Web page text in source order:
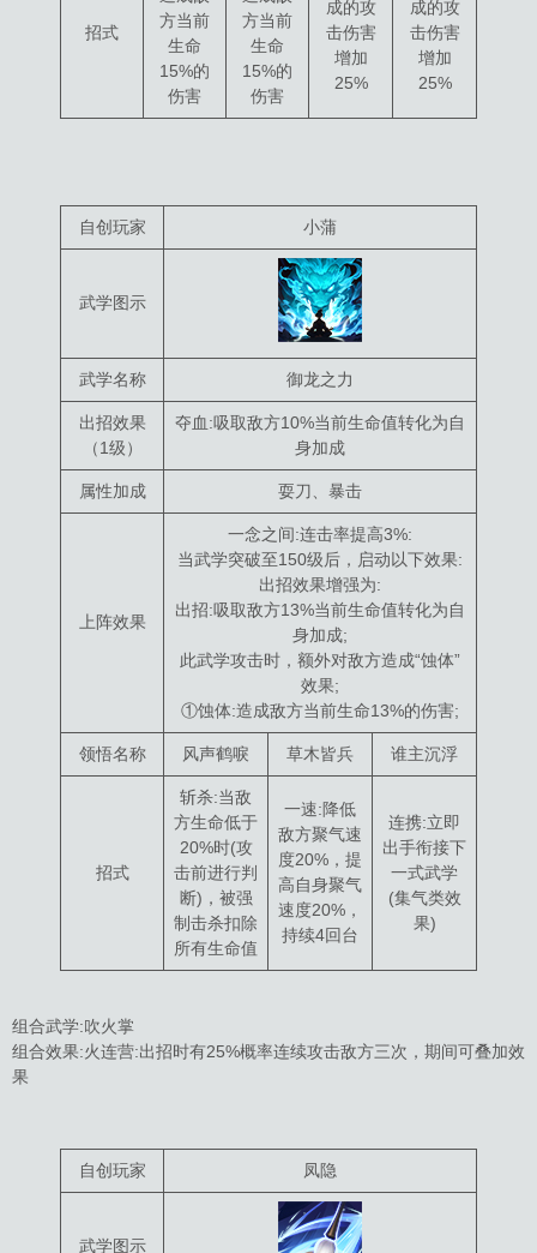
招式
方当前
生命
15%的
伤害
方当前
生命
15%的
伤害
成的攻
击伤害
增加
25%
成的攻
击伤害
增加
25%
自创玩家 小蒲
武学图示
武学名称 御龙之力
出招效果
（1级）
夺血:吸取敌方10%当前生命值转化为自
身加成
属性加成 耍刀、暴击
上阵效果
一念之间:连击率提高3%:
当武学突破至150级后，启动以下效果:
出招效果增强为:
出招:吸取敌方13%当前生命值转化为自
身加成;
此武学攻击时，额外对敌方造成“蚀体”
效果;
①蚀体:造成敌方当前生命13%的伤害;
领悟名称 风声鹤唳 草木皆兵 谁主沉浮
招式
斩杀:当敌
方生命低于
20%时(攻
击前进行判
断)，被强
制击杀扣除
所有生命值
一速:降低
敌方聚气速
度20%，提
高自身聚气
速度20%，
持续4回台
连携:立即
出手衔接下
一式武学
(集气类效
果)
组合武学:吹火掌
组合效果:火连营:出招时有25%概率连续攻击敌方三次，期间可叠加效
果
自创玩家 凤隐
武学图示